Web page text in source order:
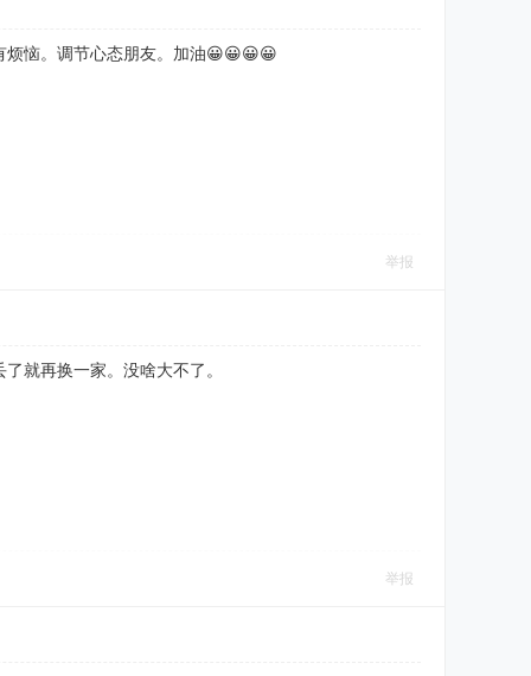
烦恼。调节心态朋友。加油😀😀😀😀
举报
就再换一家。没啥大不了。
举报